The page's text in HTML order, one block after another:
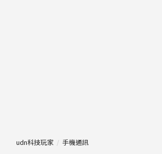
udn科技玩家 手機通訊